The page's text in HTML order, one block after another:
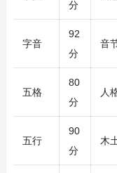
分
字音
92
分
音
五格
80
分
人
五行
90
分
木